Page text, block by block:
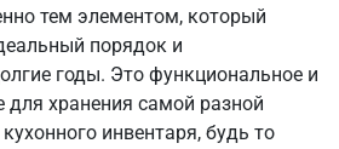
тем элементом, который
порядок и
годы. Это функциональное и
для хранения самой разной
инвентаря, будь то